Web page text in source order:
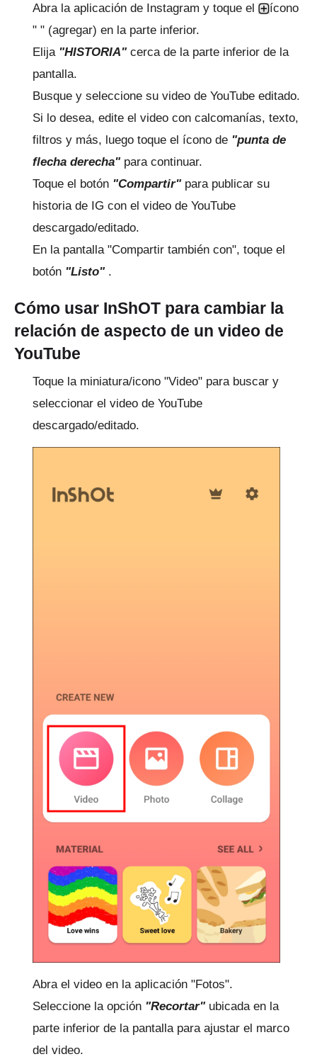
Abra la aplicación de Instagram y toque el
ícono
" " (agregar) en la parte inferior.
Elija "HISTORIA" cerca de la parte inferior de la
pantalla.
Busque y seleccione su video de YouTube editado.
Si lo desea, edite el video con calcomanías, texto,
filtros y más, luego toque el ícono de "punta de
flecha derecha" para continuar.
Toque el botón "Compartir" para publicar su
historia de IG con el video de YouTube
descargado/editado.
En la pantalla "Compartir también con", toque el
botón "Listo" .
Cómo usar InShOT para cambiar la
relación de aspecto de un video de
YouTube
Toque la miniatura/icono "Video" para buscar y
seleccionar el video de YouTube
descargado/editado.
Abra el video en la aplicación "Fotos".
Seleccione la opción "Recortar" ubicada en la
parte inferior de la pantalla para ajustar el marco
del video.